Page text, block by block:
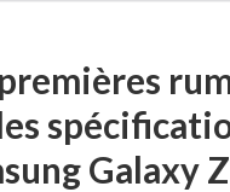
Galaxy